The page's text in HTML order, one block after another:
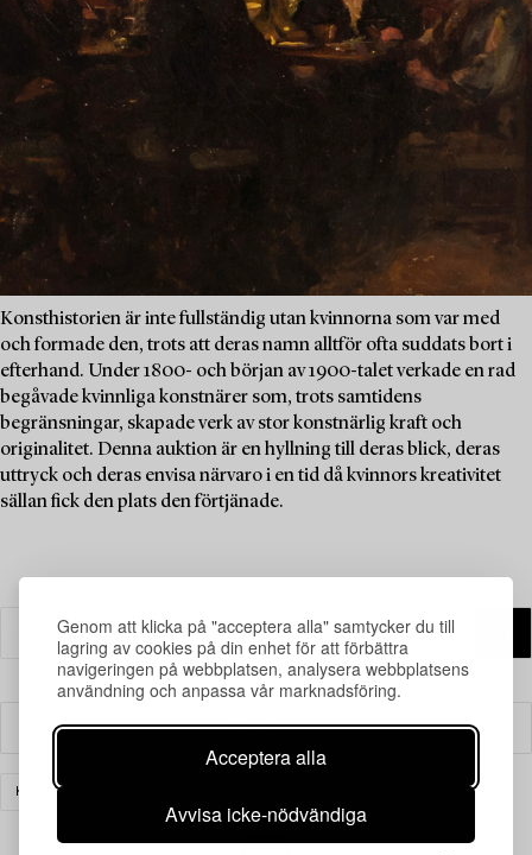
Genom att klicka på "acceptera alla" samtycker du till
lagring av cookies på din enhet för att förbättra
navigeringen på webbplatsen, analysera webbplatsens
användning och anpassa vår marknadsföring.
Acceptera alla
Avvisa icke-nödvändiga
Konsthistorien är inte fullständig utan kvinnorna som var med
och formade den, trots att deras namn alltför ofta suddats bort i
efterhand. Under 1800- och början av 1900-talet verkade en rad
begåvade kvinnliga konstnärer som, trots samtidens
begränsningar, skapade verk av stor konstnärlig kraft och
originalitet. Denna auktion är en hyllning till deras blick, deras
uttryck och deras envisa närvaro i en tid då kvinnors kreativitet
sällan fick den plats den förtjänade.
Filter
KONST